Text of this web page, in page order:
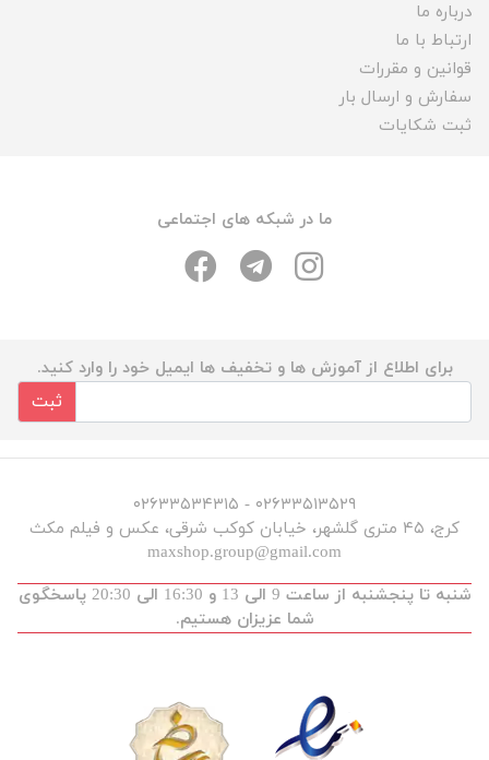
درباره ما
ارتباط با ما
قوانین و مقررات
سفارش و ارسال بار
ثبت شکایات
ما در شبکه های اجتماعی
برای اطلاع از آموزش ها و تخفیف ها ایمیل خود را وارد کنید.
ثبت
۰۲۶۳۳۵۱۳۵۲۹ - ۰۲۶۳۳۵۳۴۳۱۵
کرج، ۴۵ متری گلشهر، خیابان کوکب شرقی، عکس و فیلم مکث
maxshop.group@gmail.com
شنبه تا پنجشنبه از ساعت 9 الی 13 و 16:30 الی 20:30 پاسخگوی
شما عزیزان هستیم.